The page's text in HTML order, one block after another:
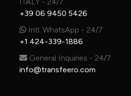
+39 06 9450 5426
Intl. WhatsApp - 24/7
+1 424-339-1886
General Inquiries - 24/7
info@transfeero.com